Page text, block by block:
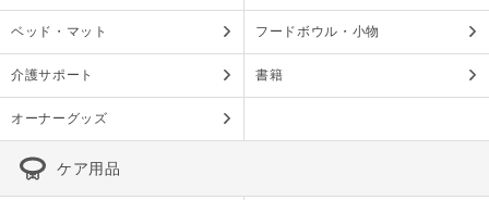
ベッド・マット フードボウル・小物
介護サポート 書籍
オーナーグッズ
ケア用品